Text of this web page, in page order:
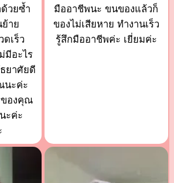
ด้วยซ้ำ
าย
ดเร็ว
มีอะไร
ยาศัยดี
นะค่ะ
ของคุณ
ะค่ะ
มืออาชีพนะ ขนของแล้วก็
ของไม่เสียหาย ทำงานเร็ว
รู้สึกมืออาชีพค่ะ เยี่ยมค่ะ